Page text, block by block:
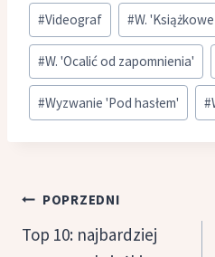
#Videograf #W.
#W. 'Ocalić od zapomnienia'
#Wyzwanie 'Pod hasłem' #
Nawigacja
wpisu
POPRZEDNI
Top 10: najbardziej